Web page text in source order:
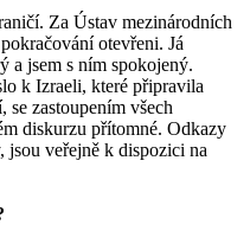
Za Ústav mezinárodních
otevřeni. Já
a jsem s ním spokojený.
k Izraeli, které připravila
zastoupením všech
diskurzu přítomné. Odkazy
jsou veřejně k dispozici na